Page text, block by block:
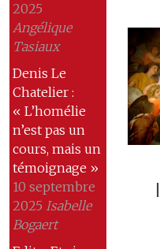
2025
Angélique
Tasiaux
Denis Le
Chatelier :
« L’homélie
n’est pas un
cours, mais un
témoignage »
10 septembre
2025 Isabelle
Bogaert